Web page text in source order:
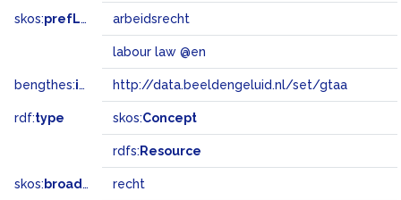
skos:prefLabel arbeidsrecht
labour law @en
bengthes:inSet http://data.beeldengeluid.nl/set/gtaa
rdf:type skos:Concept
rdfs: Resource
skos: broader recht